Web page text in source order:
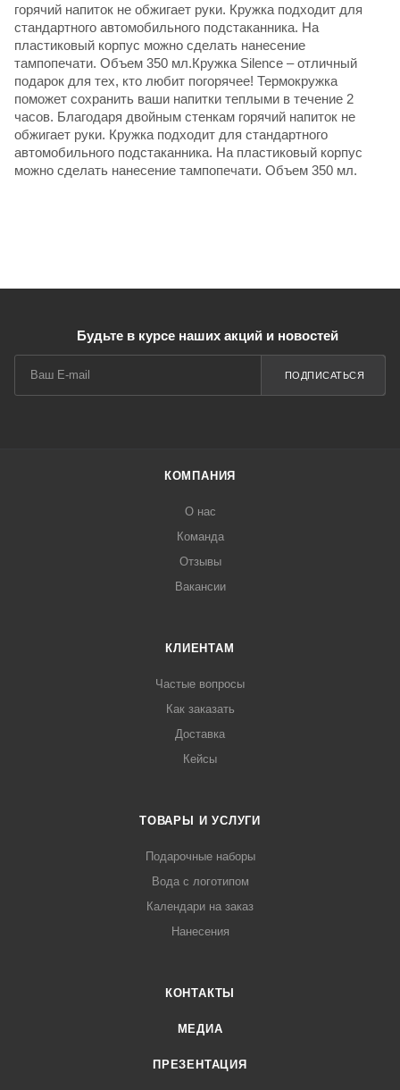
горячий напиток не обжигает руки. Кружка подходит для
стандартного автомобильного подстаканника. На
пластиковый корпус можно сделать нанесение
тампопечати. Объем 350 мл.Кружка Silence – отличный
подарок для тех, кто любит погорячее! Термокружка
поможет сохранить ваши напитки теплыми в течение 2
часов. Благодаря двойным стенкам горячий напиток не
обжигает руки. Кружка подходит для стандартного
автомобильного подстаканника. На пластиковый корпус
можно сделать нанесение тампопечати. Объем 350 мл.
Будьте в курсе наших акций и новостей
ПОДПИСАТЬСЯ
КОМПАНИЯ
О нас
Команда
Отзывы
Вакансии
КЛИЕНТАМ
Частые вопросы
Как заказать
Доставка
Кейсы
ТОВАРЫ И УСЛУГИ
Подарочные наборы
Вода с логотипом
Календари на заказ
Нанесения
КОНТАКТЫ
МЕДИА
ПРЕЗЕНТАЦИЯ